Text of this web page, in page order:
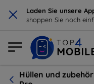
× Laden Sie unsere
shoppen Sie noch
Hüllen und